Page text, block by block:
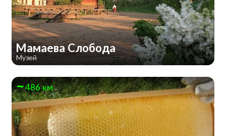
Мамаева Слобода
Музей
486 км